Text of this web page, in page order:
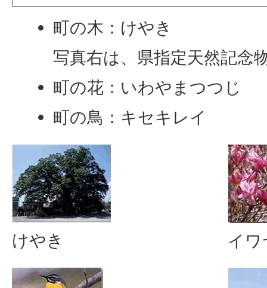
町の木：けやき
写真右は、県指定天然記念
町の花：いわやまつつじ
町の鳥：キセキレイ
けやき イ